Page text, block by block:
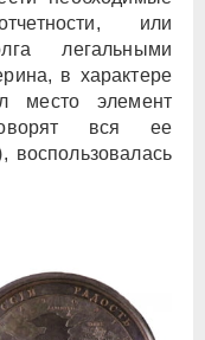
или
легальными
в характере
место элемент
вся ее
воспользовалась